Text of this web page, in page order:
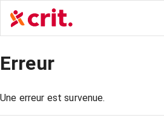
Erreur
Une erreur est survenue.